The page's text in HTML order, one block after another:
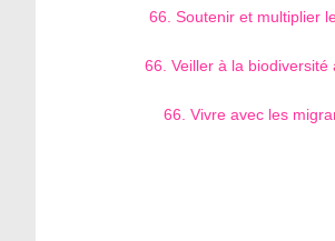
66. Soutenir et multiplier
66. Veiller à la
66. Vivre avec les